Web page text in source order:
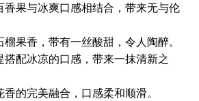
香果与冰爽口感相结合，带来无与伦
榴果香，带有一丝酸甜，令人陶醉。
搭配冰凉的口感，带来一抹清新之
香的完美融合，口感柔和顺滑。